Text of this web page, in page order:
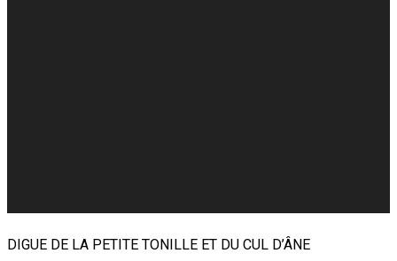
DIGUE DE LA PETITE TONILLE ET DU CUL D’ÂNE